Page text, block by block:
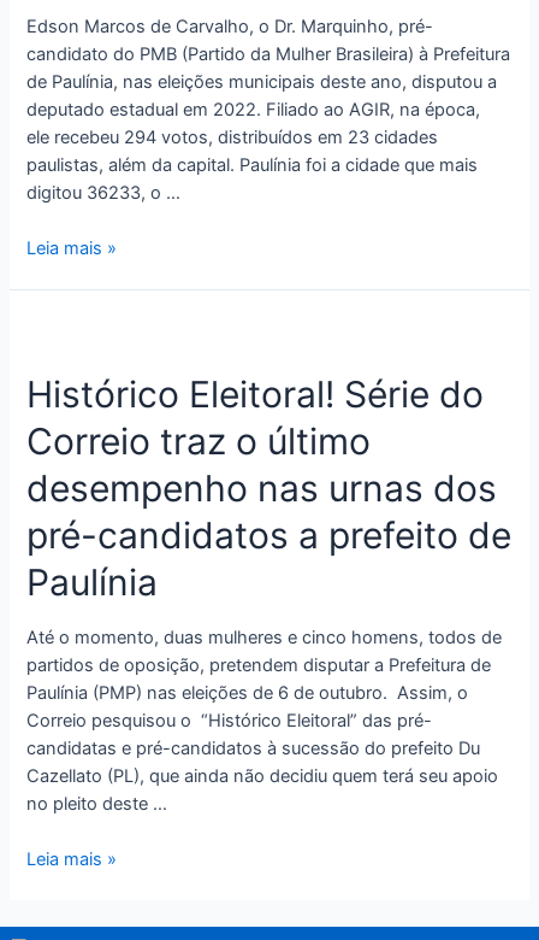
Edson Marcos de Carvalho, o Dr. Marquinho, pré-
candidato do PMB (Partido da Mulher Brasileira) à Prefeitura
de Paulínia, nas eleições municipais deste ano, disputou a
deputado estadual em 2022. Filiado ao AGIR, na época,
ele recebeu 294 votos, distribuídos em 23 cidades
paulistas, além da capital. Paulínia foi a cidade que mais
digitou 36233, o …
Leia mais »
Histórico Eleitoral! Série do
Correio traz o último
desempenho nas urnas dos
pré-candidatos a prefeito de
Paulínia
Até o momento, duas mulheres e cinco homens, todos de
partidos de oposição, pretendem disputar a Prefeitura de
Paulínia (PMP) nas eleições de 6 de outubro. Assim, o
Correio pesquisou o “Histórico Eleitoral” das pré-
candidatas e pré-candidatos à sucessão do prefeito Du
Cazellato (PL), que ainda não decidiu quem terá seu apoio
no pleito deste …
Leia mais »